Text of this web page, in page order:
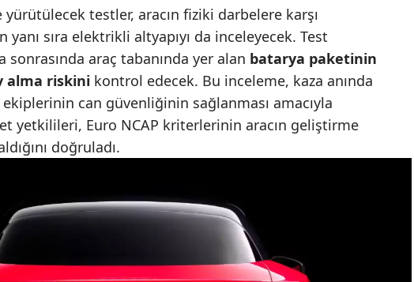
Kocaeli
Konya
Kütahya
Malatya
Mardin
Muş
yürütülecek testler, aracın fiziki darbelere karşı
yanı sıra elektrikli altyapıyı da inceleyecek. Test
sonrasında araç tabanında yer alan batarya paketinin
alma riskini kontrol edecek. Bu inceleme, kaza anında
can güvenliğinin sağlanması amacıyla
yetkilileri, Euro NCAP kriterlerinin aracın geliştirme
doğruladı.